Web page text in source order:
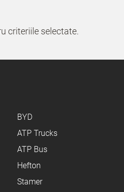
criteriile selectate.
BYD
ATP Trucks
ATP Bus
Hefton
Stamer